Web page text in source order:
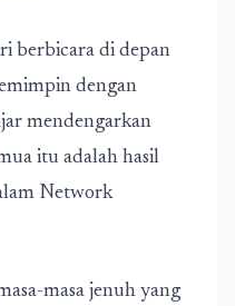
berbicara di depan
dengan
mendengarkan
itu adalah hasil
Network
masa jenuh yang